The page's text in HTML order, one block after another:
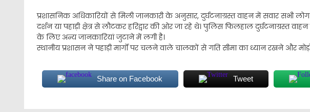
​प्रशासनिक अधिकारियों से मिली जानकारी के अनुसार, दुर्घटनाग्रस्त वाहन में सवार सभी
दर्शन या पहाड़ी क्षेत्र से लौटकर हरिद्वार की ओर जा रहे थे। पुलिस फिलहाल दुर्घटनाग्रस्त
के लिए अन्य जानकारियां जुटाने में लगी है।
​स्थानीय प्रशासन ने पहाड़ी मार्गों पर चलने वाले चालकों से गति सीमा का ध्यान रखने और
Share on Facebook Tweet